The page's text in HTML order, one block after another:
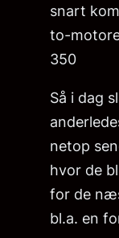
snart
to-
350
Så i dag
netop
hvor de
for de
bl.a. en